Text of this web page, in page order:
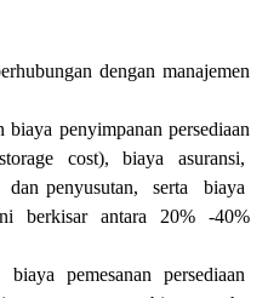
dengan manajemen
biaya penyimpanan persediaan
cost), biaya
asuransi,
dan penyusutan, serta
biaya
berkisar antara 20%
-40%
biaya pemesanan
persediaan